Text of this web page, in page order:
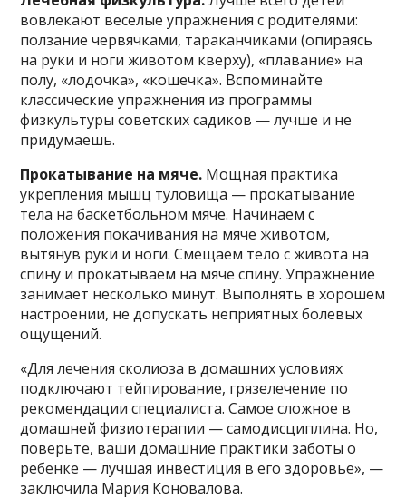
вовлекают веселые упражнения с родителями:
ползание червячками, тараканчиками (опираясь
на руки и ноги животом кверху), «плавание» на
полу, «лодочка», «кошечка». Вспоминайте
классические упражнения из программы
физкультуры советских садиков — лучше и не
придумаешь.
Прокатывание на мяче. Мощная практика
укрепления мышц туловища — прокатывание
тела на баскетбольном мяче. Начинаем с
положения покачивания на мяче животом,
вытянув руки и ноги. Смещаем тело с живота на
спину и прокатываем на мяче спину. Упражнение
занимает несколько минут. Выполнять в хорошем
настроении, не допускать неприятных болевых
ощущений.
«Для лечения сколиоза в домашних условиях
подключают тейпирование, грязелечение по
рекомендации специалиста. Самое сложное в
домашней физиотерапии — самодисциплина. Но,
поверьте, ваши домашние практики заботы о
ребенке — лучшая инвестиция в его здоровье», —
заключила Мария Коновалова.